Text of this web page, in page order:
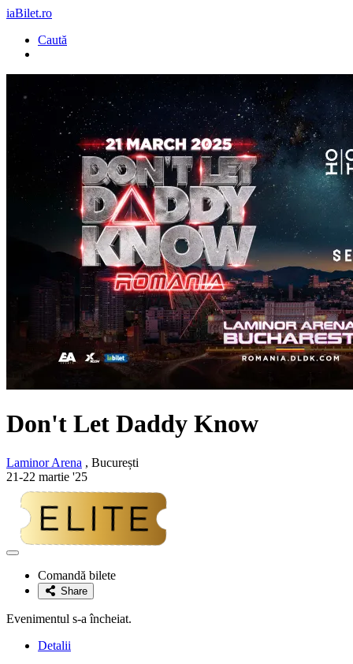
iaBilet.ro
Caută
Don't Let Daddy Know
Laminor Arena , București
21-22 martie '25
Adaugă
favoriteComandă bilete
Share
Evenimentul s-a încheiat.
Detalii